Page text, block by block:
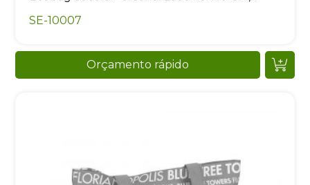
SE-10007
Orçamento rápido